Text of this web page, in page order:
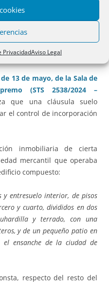
PrivacidadAviso Legal
EN PRÉSTAMO A
13 de mayo, de la Sala de
(STS 2538/2024 –
que una cláusula suelo
el control de incorporación
inmobiliaria de cierta
mercantil que operaba
compuesto:
y entresuelo interior, de pisos
y cuarto, divididos en dos
y terrado, con una
y de un pequeño patio en
ensanche de la ciudad de
respecto del resto del